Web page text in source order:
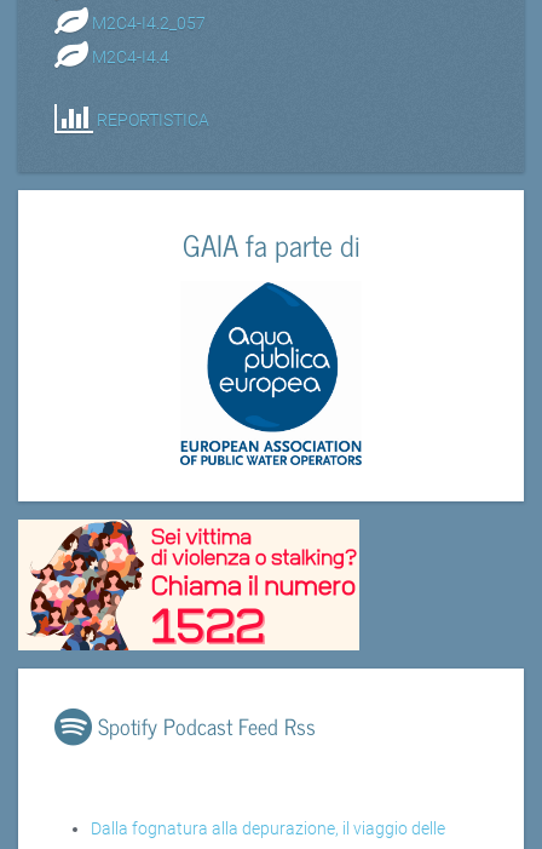
M2C4-I4.2_057
M2C4-I4.4
REPORTISTICA
GAIA fa parte di
Spotify Podcast Feed Rss
Dalla fognatura alla depurazione, il viaggio delle